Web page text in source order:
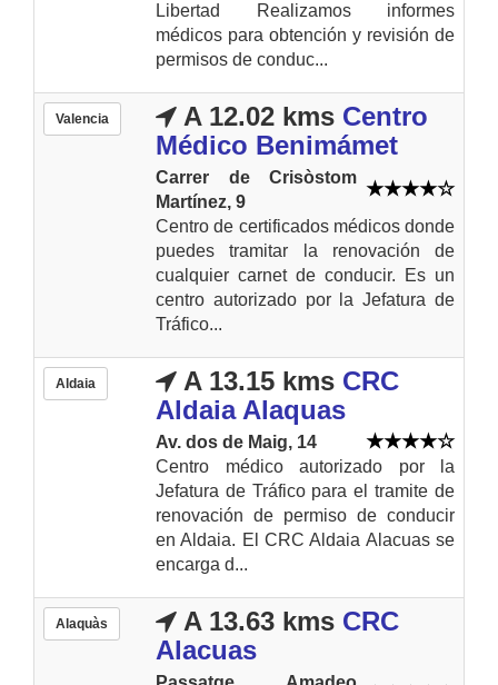
Libertad Realizamos informes
médicos para obtención y revisión de
permisos de conduc...
Valencia A 12.02 kms Centro
Médico Benimámet
Carrer de Crisòstom
Martínez, 9
Centro de certificados médicos donde
puedes tramitar la renovación de
cualquier carnet de conducir. Es un
centro autorizado por la Jefatura de
Tráfico...
Aldaia A 13.15 kms CRC
Aldaia Alaquas
Av. dos de Maig, 14
Centro médico autorizado por la
Jefatura de Tráfico para el tramite de
renovación de permiso de conducir
en Aldaia. El CRC Aldaia Alacuas se
encarga d...
Alaquàs A 13.63 kms CRC
Alacuas